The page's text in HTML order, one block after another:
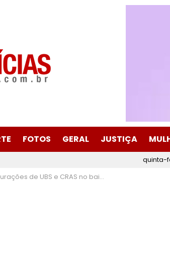
FOTOS GERAL JUSTIÇA
quinta-
UBS e CRAS no bairro Gabiroba reforçam serviços de saúde e assistência social